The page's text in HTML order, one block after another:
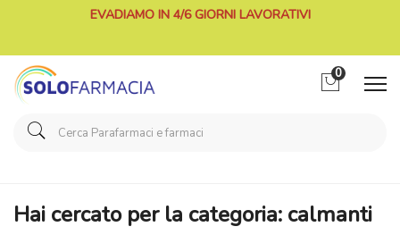
EVADIAMO IN 4/6 GIORNI LAVORATIVI
0
Home Categorie Farmaci calmanti
Hai cercato per la categoria: calmanti